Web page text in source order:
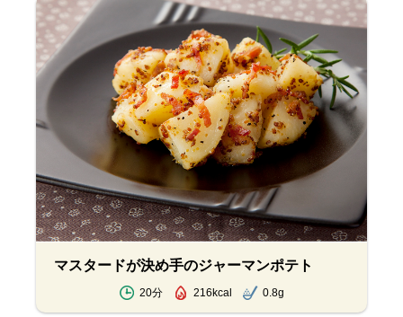
マスタードが決め手のジャーマンポテト
20分 216kcal 0.8g